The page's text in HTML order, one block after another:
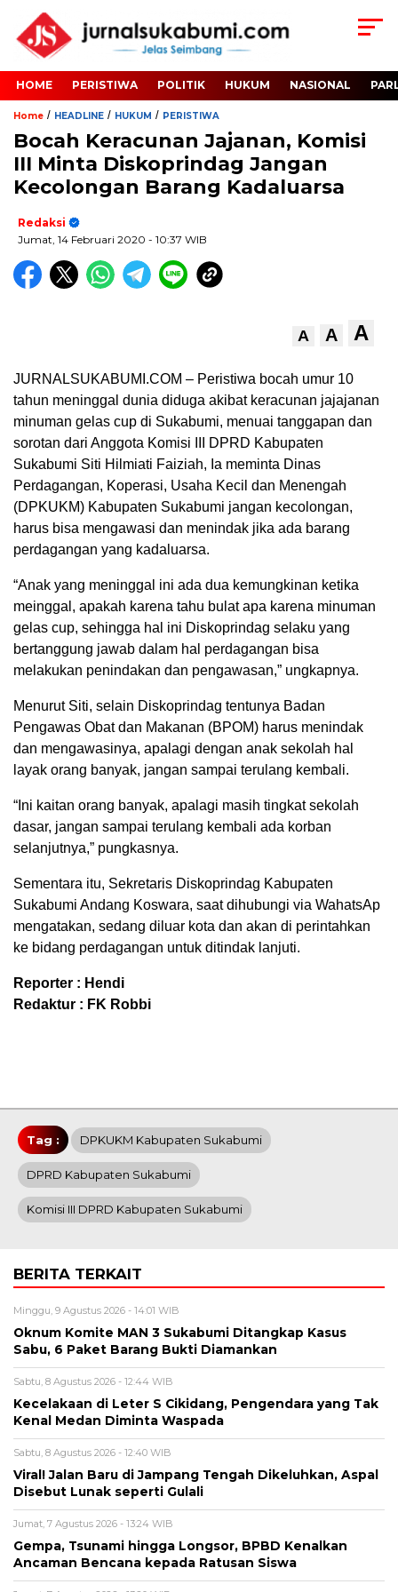
HOME PERISTIWA POLITIK HUKUM NASIONAL
Home / HEADLINE / HUKUM / PERISTIWA
Bocah Keracunan Jajanan, Komisi
III Minta Diskoprindag Jangan
Kecolongan Barang Kadaluarsa
Redaksi
Jumat, 14 Februari 2020 - 10:37 WIB
A A A
JURNALSUKABUMI.COM – Peristiwa bocah umur 10
tahun meninggal dunia diduga akibat keracunan jajajanan
minuman gelas cup di Sukabumi, menuai tanggapan dan
sorotan dari Anggota Komisi III DPRD Kabupaten
Sukabumi Siti Hilmiati Faiziah, Ia meminta Dinas
Perdagangan, Koperasi, Usaha Kecil dan Menengah
(DPKUKM) Kabupaten Sukabumi jangan kecolongan,
harus bisa mengawasi dan menindak jika ada barang
perdagangan yang kadaluarsa.
“Anak yang meninggal ini ada dua kemungkinan ketika
meinggal, apakah karena tahu bulat apa karena minuman
gelas cup, sehingga hal ini Diskoprindag selaku yang
bertanggung jawab dalam hal perdagangan bisa
melakukan penindakan dan pengawasan,” ungkapnya.
Menurut Siti, selain Diskoprindag tentunya Badan
Pengawas Obat dan Makanan (BPOM) harus menindak
dan mengawasinya, apalagi dengan anak sekolah hal
layak orang banyak, jangan sampai terulang kembali.
“Ini kaitan orang banyak, apalagi masih tingkat sekolah
dasar, jangan sampai terulang kembali ada korban
selanjutnya,” pungkasnya.
Sementara itu, Sekretaris Diskoprindag Kabupaten
Sukabumi Andang Koswara, saat dihubungi via WahatsAp
mengatakan, sedang diluar kota dan akan di perintahkan
ke bidang perdagangan untuk ditindak lanjuti.
Reporter : Hendi
Redaktur : FK Robbi
Tag : DPKUKM Kabupaten Sukabumi
DPRD Kabupaten Sukabumi
Komisi III DPRD Kabupaten Sukabumi
BERITA TERKAIT
Minggu, 9 Agustus 2026 - 14:01 WIB
Oknum Komite MAN 3 Sukabumi Ditangkap Kasus
Sabu, 6 Paket Barang Bukti Diamankan
Sabtu, 8 Agustus 2026 - 12:44 WIB
Kecelakaan di Leter S Cikidang, Pengendara yang Tak
Kenal Medan Diminta Waspada
Sabtu, 8 Agustus 2026 - 12:40 WIB
Viral! Jalan Baru di Jampang Tengah Dikeluhkan, Aspal
Disebut Lunak seperti Gulali
Jumat, 7 Agustus 2026 - 13:24 WIB
Gempa, Tsunami hingga Longsor, BPBD Kenalkan
Ancaman Bencana kepada Ratusan Siswa